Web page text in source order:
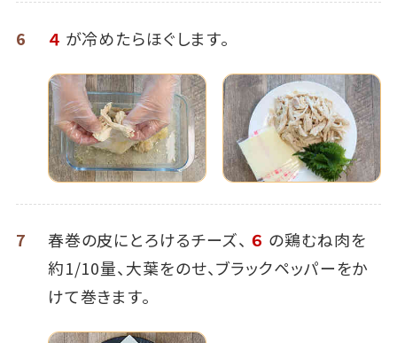
6 ４ が冷めたらほぐします。
7 春巻の皮にとろけるチーズ、 ６ の鶏むね肉を
約1/10量、大葉をのせ、ブラックペッパーをか
けて巻きます。